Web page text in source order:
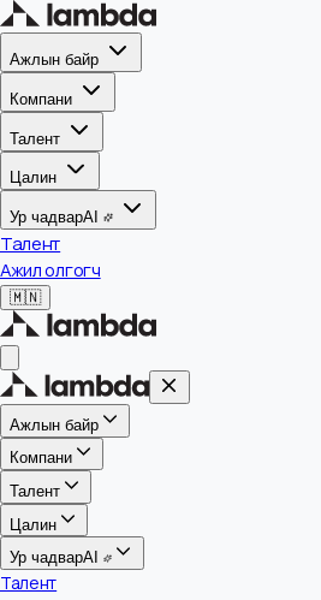
Ажлын байр
Компани
Талент
Цалин
Ур чадварAI
Талент
Ажил олгогч
🇲🇳
Ажлын байр
Компани
Талент
Цалин
Ур чадвар